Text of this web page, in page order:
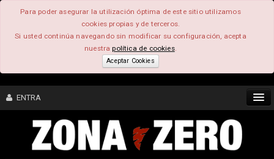
Para poder asegurar la utilización óptima de este sitio utilizamos
cookies propias y de terceros.
Si usted continúa navegando sin modificar su configuración, acepta
nuestrapolítica de cookies.
Aceptar Cookies
ENTRA
CONTENIDO